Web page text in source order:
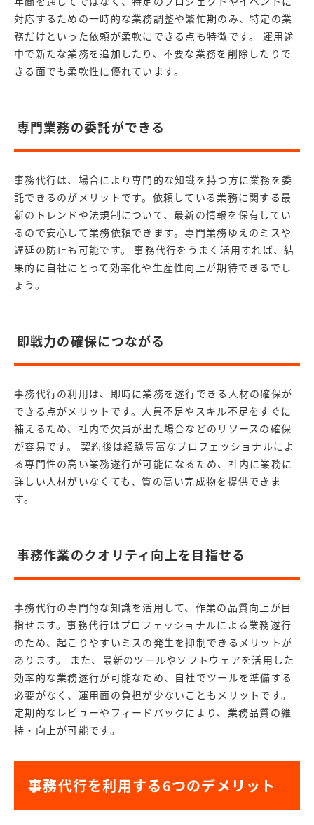
対応するための一時的な業務調整や繁忙期のみ、特定の業
務だけといった依頼が柔軟にできる点も特徴です。 運用途
中で新たな業務を追加したり、不要な業務を削除したりで
きる面でも柔軟性に優れています。
専門業務の委託ができる
事務代行は、場合により専門的な知識を持つ方に業務を委
託できるのがメリットです。依頼している業務に関する最
新のトレンドや法規制について、最新の情報を保有してい
るので安心して業務依頼できます。専門業務ゆえのミスや
遅延の防止も可能です。 事務代行をうまく活用すれば、結
果的に自社にとって効率化や生産性向上が期待できるでし
ょう。
即戦力の確保につながる
事務代行の利用は、即時に業務を遂行できる人材の確保が
できる点がメリットです。人員不足やスキル不足をすぐに
補えるため、社内で欠員が出た場合などのリソースの確保
が容易です。 契約後は経験豊富なプロフェッショナルによ
る専門性の高い業務遂行が可能になるため、社内に業務に
詳しい人材がいなくても、質の高い完成物を提供できま
す。
事務作業のクオリティ向上を目指せる
事務代行の専門的な知識を活用して、作業の品質向上が目
指せます。事務代行はプロフェッショナルによる業務遂行
のため、起こりやすいミスの発生を抑制できるメリットが
あります。 また、最新のツールやソフトウェアを活用した
効率的な業務遂行が可能なため、自社でツールを準備する
必要がなく、運用面の負担が少ないこともメリットです。
定期的なレビューやフィードバックにより、業務品質の維
持・向上が可能です。
事務代行を利用する6つのデメリット